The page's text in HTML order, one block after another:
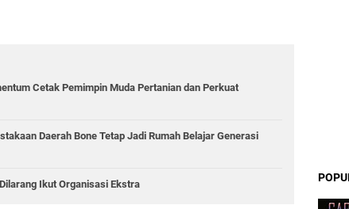
Cetak Pemimpin Muda Pertanian dan Perkuat
Daerah Bone Tetap Jadi Rumah Belajar Generasi
Ikut Organisasi Ekstra